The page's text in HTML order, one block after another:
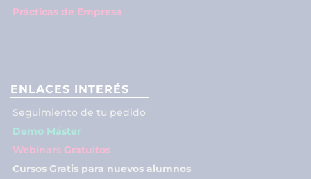
Prácticas de Empresa
ENLACES INTERÉS
Seguimiento de tu pedido
Demo Máster
Webinars Gratuitos
Cursos Gratis para nuevos alumnos